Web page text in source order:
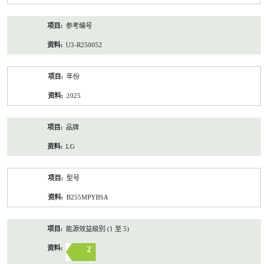
参考编号
U3-R250052
年份
2025
品牌
LG
型号
B255MPYBSA
能源效益級別 (1 至 5)
2